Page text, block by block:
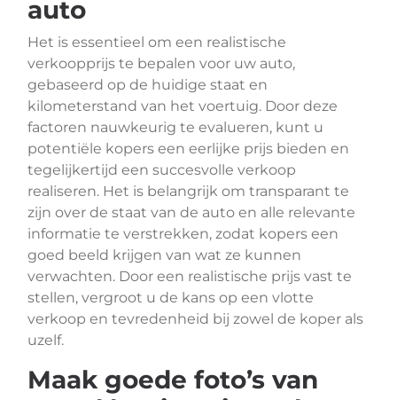
auto
Het is essentieel om een realistische
verkoopprijs te bepalen voor uw auto,
gebaseerd op de huidige staat en
kilometerstand van het voertuig. Door deze
factoren nauwkeurig te evalueren, kunt u
potentiële kopers een eerlijke prijs bieden en
tegelijkertijd een succesvolle verkoop
realiseren. Het is belangrijk om transparant te
zijn over de staat van de auto en alle relevante
informatie te verstrekken, zodat kopers een
goed beeld krijgen van wat ze kunnen
verwachten. Door een realistische prijs vast te
stellen, vergroot u de kans op een vlotte
verkoop en tevredenheid bij zowel de koper als
uzelf.
Maak goede foto’s van